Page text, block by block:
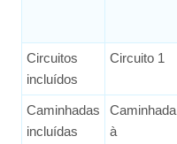
Circuitos
incluídos
Circuito 1
Caminhadas
incluídas
Caminhada
à